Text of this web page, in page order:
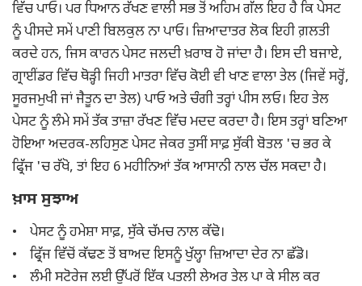
ਵਿੱਚ ਪਾਓ। ਪਰ ਧਿਆਨ ਰੱਖਣ ਵਾਲੀ ਸਭ ਤੋਂ ਅਹਿਮ ਗੱਲ ਇਹ ਹੈ ਕਿ ਪੇਸਟ
ਨੂੰ ਪੀਸਦੇ ਸਮੇਂ ਪਾਣੀ ਬਿਲਕੁਲ ਨਾ ਪਾਓ। ਜ਼ਿਆਦਾਤਰ ਲੋਕ ਇਹੀ ਗ਼ਲਤੀ
ਕਰਦੇ ਹਨ, ਜਿਸ ਕਾਰਨ ਪੇਸਟ ਜਲਦੀ ਖ਼ਰਾਬ ਹੋ ਜਾਂਦਾ ਹੈ। ਇਸ ਦੀ ਬਜਾਏ,
ਗ੍ਰਾਈਂਡਰ ਵਿੱਚ ਥੋੜ੍ਹੀ ਜਿਹੀ ਮਾਤਰਾ ਵਿੱਚ ਕੋਈ ਵੀ ਖਾਣ ਵਾਲਾ ਤੇਲ (ਜਿਵੇਂ ਸਰ੍ਹੋਂ,
ਸੂਰਜਮੁਖੀ ਜਾਂ ਜੈਤੂਨ ਦਾ ਤੇਲ) ਪਾਓ ਅਤੇ ਚੰਗੀ ਤਰ੍ਹਾਂ ਪੀਸ ਲਓ। ਇਹ ਤੇਲ
ਪੇਸਟ ਨੂੰ ਲੰਮੇ ਸਮੇਂ ਤੱਕ ਤਾਜ਼ਾ ਰੱਖਣ ਵਿੱਚ ਮਦਦ ਕਰਦਾ ਹੈ। ਇਸ ਤਰ੍ਹਾਂ ਬਣਿਆ
ਹੋਇਆ ਅਦਰਕ-ਲਹਿਸੁਣ ਪੇਸਟ ਜੇਕਰ ਤੁਸੀਂ ਸਾਫ਼ ਸੁੱਕੀ ਬੋਤਲ 'ਚ ਭਰ ਕੇ
ਫ੍ਰਿੱਜ 'ਚ ਰੱਖੋ, ਤਾਂ ਇਹ 6 ਮਹੀਨਿਆਂ ਤੱਕ ਆਸਾਨੀ ਨਾਲ ਚੱਲ ਸਕਦਾ ਹੈ।
ਖ਼ਾਸ ਸੁਝਾਅ
• ਪੇਸਟ ਨੂੰ ਹਮੇਸ਼ਾ ਸਾਫ਼, ਸੁੱਕੇ ਚੱਮਚ ਨਾਲ ਕੱਢੋ।
• ਫ੍ਰਿੱਜ ਵਿੱਚੋਂ ਕੱਢਣ ਤੋਂ ਬਾਅਦ ਇਸਨੂੰ ਖੁੱਲ੍ਹਾ ਜ਼ਿਆਦਾ ਦੇਰ ਨਾ ਛੱਡੋ।
• ਲੰਮੀ ਸਟੋਰੇਜ ਲਈ ਉੱਪਰੋਂ ਇੱਕ ਪਤਲੀ ਲੇਅਰ ਤੇਲ ਪਾ ਕੇ ਸੀਲ ਕਰ